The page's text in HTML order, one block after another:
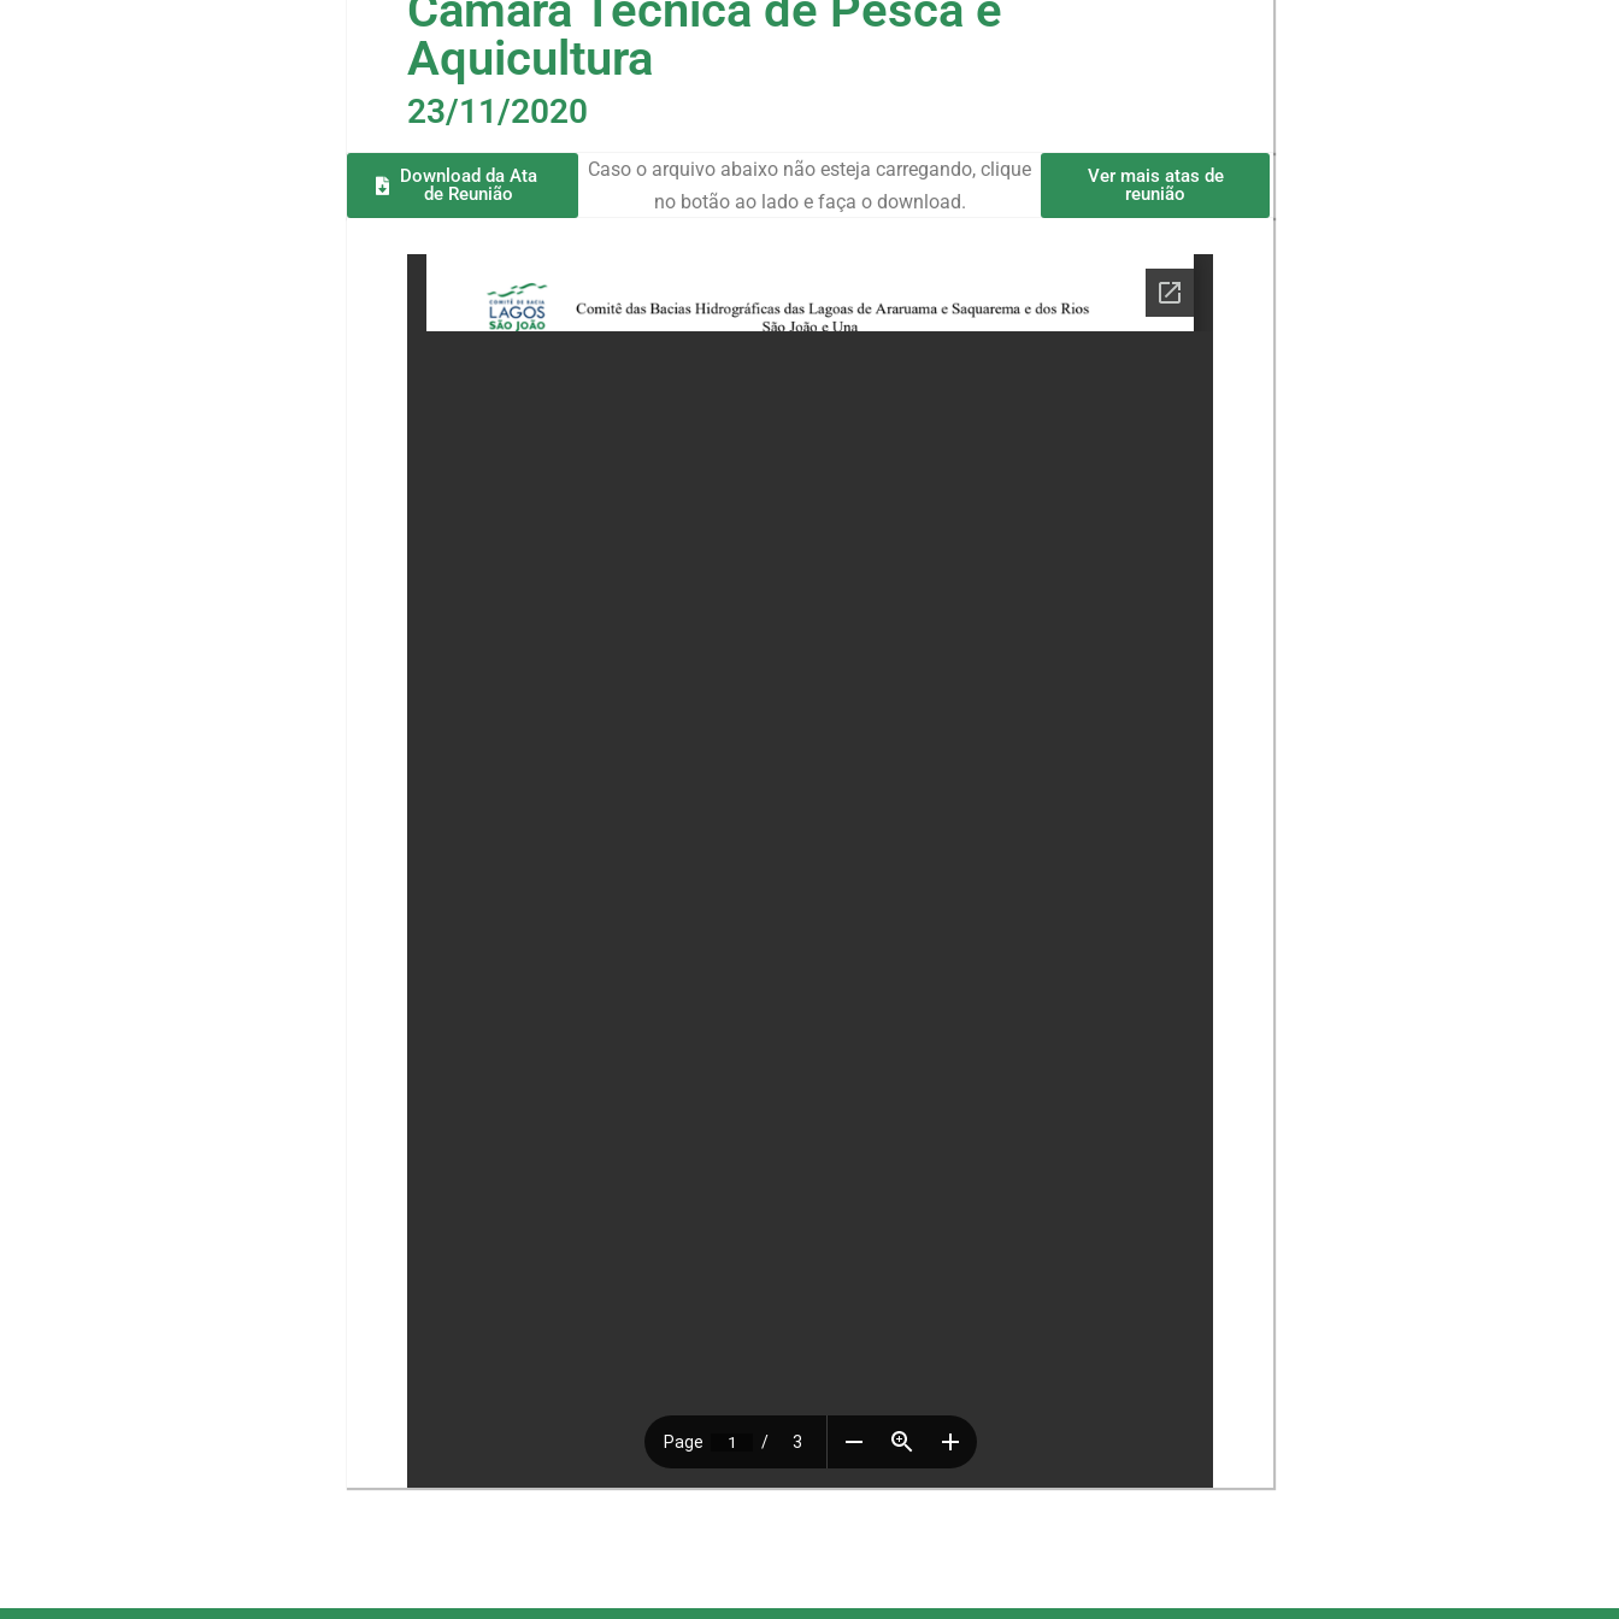
Aquicultura
23/11/2020
Download da Ata
de Reunião
Caso o arquivo abaixo não esteja carregando, clique
no botão ao lado e faça o download.
Ver mais atas de
reunião